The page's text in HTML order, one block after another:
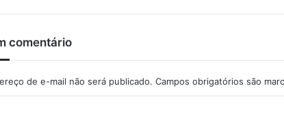
comentário
de e-mail não será publicado. Campos obrigatórios são